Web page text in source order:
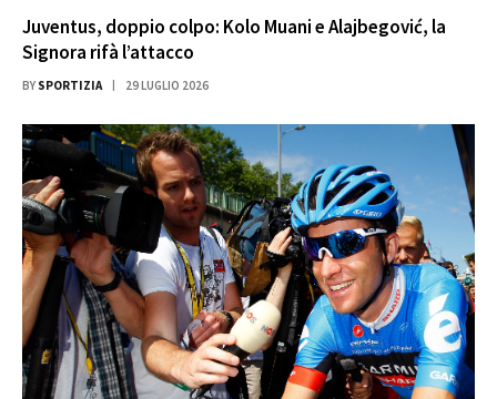
Juventus, doppio colpo: Kolo Muani e Alajbegović, la
Signora rifà l’attacco
BY SPORTIZIA 29 LUGLIO 2026